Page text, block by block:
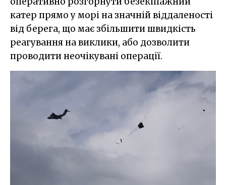
катер прямо у морі на значній віддаленості
від берега, що має збільшити швидкість
реагування на виклики, або дозволити
проводити неочікувані операції.